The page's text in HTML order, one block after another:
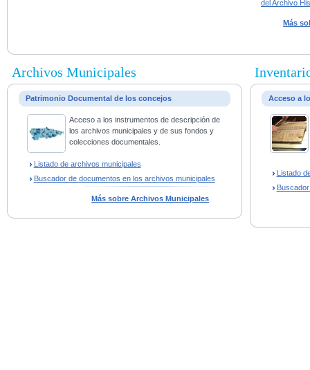
del Archivo
Más
Archivos Municipales
Patrimonio Documental de los concejos
Acceso a los instrumentos de descripción de
los archivos municipales y de sus fondos y
colecciones documentales.
Listado de archivos municipales
Buscador de documentos en los archivos municipales
Más sobre Archivos Municipales
Acceso a
Listado